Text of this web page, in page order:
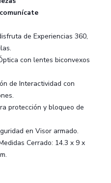
de Experiencias 360,
con lentes biconvexos
de Interactividad con
protección y bloqueo de
en Visor armado.
Cerrado: 14.3 x 9 x